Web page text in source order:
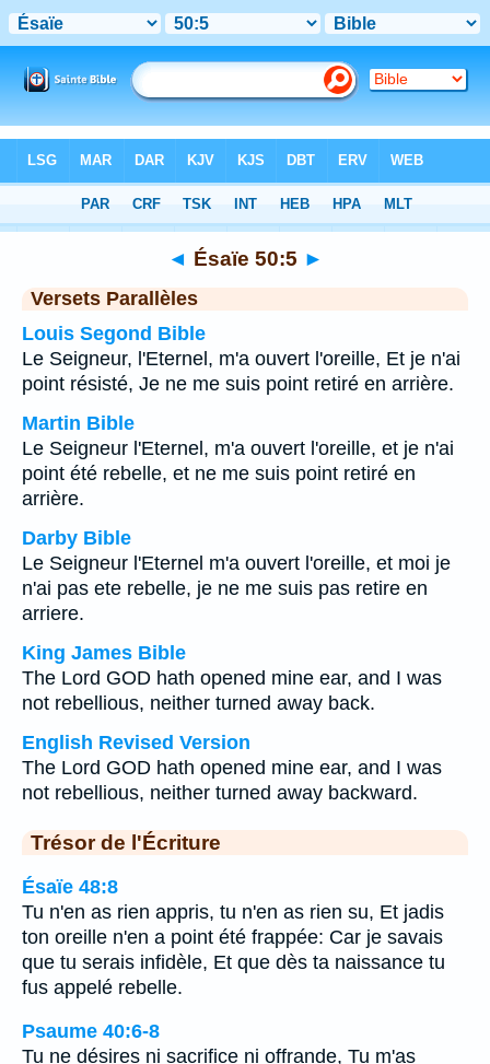
Chapitre 50> Verset 5
◄ Ésaïe 50:5 ►
Versets Parallèles
Louis Segond Bible
Le Seigneur, l'Eternel, m'a ouvert l'oreille, Et je n'ai
point résisté, Je ne me suis point retiré en arrière.
Martin Bible
Le Seigneur l'Eternel, m'a ouvert l'oreille, et je n'ai
point été rebelle, et ne me suis point retiré en
arrière.
Darby Bible
Le Seigneur l'Eternel m'a ouvert l'oreille, et moi je
n'ai pas ete rebelle, je ne me suis pas retire en
arriere.
King James Bible
The Lord GOD hath opened mine ear, and I was
not rebellious, neither turned away back.
English Revised Version
The Lord GOD hath opened mine ear, and I was
not rebellious, neither turned away backward.
Trésor de l'Écriture
Ésaïe 48:8
Tu n'en as rien appris, tu n'en as rien su, Et jadis
ton oreille n'en a point été frappée: Car je savais
que tu serais infidèle, Et que dès ta naissance tu
fus appelé rebelle.
Psaume 40:6-8
Tu ne désires ni sacrifice ni offrande, Tu m'as